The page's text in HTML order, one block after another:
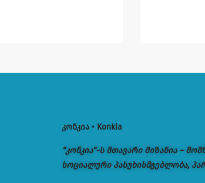
კონკია • Konkia
“კონკია“-ს მთავარი მიზანია –
სოციალური პასუხისმგებლობა,